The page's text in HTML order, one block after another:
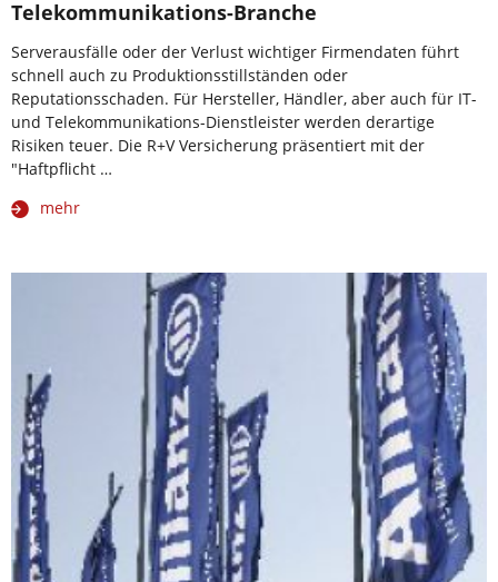
Telekommunikations-Branche
Serverausfälle oder der Verlust wichtiger Firmendaten führt
schnell auch zu Produktionsstillständen oder
Reputationsschaden. Für Hersteller, Händler, aber auch für IT-
und Telekommunikations-Dienstleister werden derartige
Risiken teuer. Die R+V Versicherung präsentiert mit der
"Haftpflicht …
mehr